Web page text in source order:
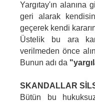
Yargıtay'ın alanına
geri alarak
geçerek kendi
Üstelik bu ara
verilmeden önce
Bunun adı da
SKANDALLAR
Bütün bu